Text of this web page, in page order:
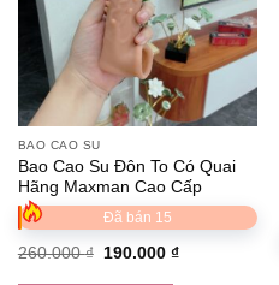
BAO CAO SU
Bao Cao Su Đôn To Có Quai
Hãng Maxman Cao Cấp
Đã bán 15
260.000₫ 190.000 ₫